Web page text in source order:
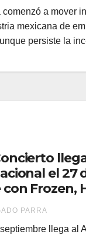
comenzó a mover
mexicana de
persiste la
el 27
Frozen,
PARRA
llega al